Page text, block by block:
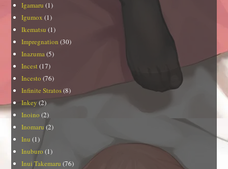
Igamaru (1)
Igumox (1)
Ikematsu (1)
Impregnation (30)
Inazuma(5)
Incest (17)
Incesto (76)
Infinite Stratos(8)
Inkey (2)
Inoino (2)
Inomaru (2)
Inu (1)
Inuburo (1)
Inui Takemaru (76)